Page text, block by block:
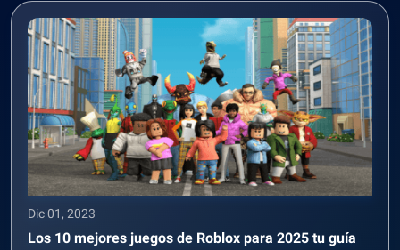
Dic 01, 2023
Los 10 mejores juegos de Roblox para 2025 tu guía